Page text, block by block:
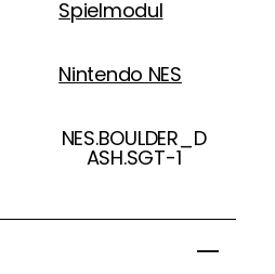
Spielmodul
Nintendo NES
NES.BOULDER_D
ASH.SGT-1